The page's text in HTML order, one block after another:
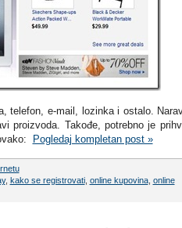
telefon, e-mail, lozinka i ostalo.
proizvoda. Takođe, potrebno je
Pogledaj kompletan post »
, kako se registrovati, online kupovina, online